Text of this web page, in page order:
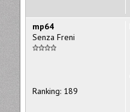
mp64
Senza Freni
Ranking: 189